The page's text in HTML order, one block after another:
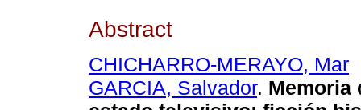
Abstract
CHICHARRO-MERAYO, Mar
GARCIA, Salvador. Memoria